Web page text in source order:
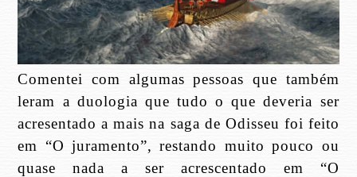
Comentei com algumas pessoas que também
leram a duologia que tudo o que deveria ser
acresentado a mais na saga de Odisseu foi feito
em “O juramento”, restando muito pouco ou
quase nada a ser acrescentado em “O